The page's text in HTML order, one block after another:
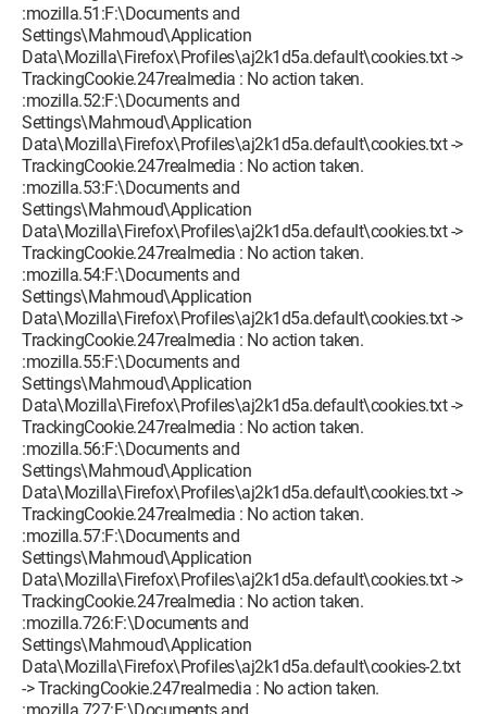
:mozilla.51:F:\Documents and
Settings\Mahmoud\Application
Data\Mozilla\Firefox\Profiles\aj2k1d5a.default\cookies.txt ->
TrackingCookie.247realmedia : No action taken.
:mozilla.52:F:\Documents and
Settings\Mahmoud\Application
Data\Mozilla\Firefox\Profiles\aj2k1d5a.default\cookies.txt ->
TrackingCookie.247realmedia : No action taken.
:mozilla.53:F:\Documents and
Settings\Mahmoud\Application
Data\Mozilla\Firefox\Profiles\aj2k1d5a.default\cookies.txt ->
TrackingCookie.247realmedia : No action taken.
:mozilla.54:F:\Documents and
Settings\Mahmoud\Application
Data\Mozilla\Firefox\Profiles\aj2k1d5a.default\cookies.txt ->
TrackingCookie.247realmedia : No action taken.
:mozilla.55:F:\Documents and
Settings\Mahmoud\Application
Data\Mozilla\Firefox\Profiles\aj2k1d5a.default\cookies.txt ->
TrackingCookie.247realmedia : No action taken.
:mozilla.56:F:\Documents and
Settings\Mahmoud\Application
Data\Mozilla\Firefox\Profiles\aj2k1d5a.default\cookies.txt ->
TrackingCookie.247realmedia : No action taken.
:mozilla.57:F:\Documents and
Settings\Mahmoud\Application
Data\Mozilla\Firefox\Profiles\aj2k1d5a.default\cookies.txt ->
TrackingCookie.247realmedia : No action taken.
:mozilla.726:F:\Documents and
Settings\Mahmoud\Application
Data\Mozilla\Firefox\Profiles\aj2k1d5a.default\cookies-2.txt
-> TrackingCookie.247realmedia : No action taken.